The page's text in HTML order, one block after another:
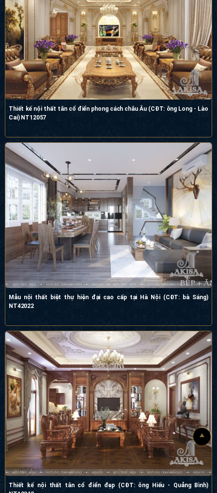
Thiết kế nội thất tân cổ điển phong cách châu Âu (CĐT: ông Long - Lào Cai)
NT12057
Mẫu nội thất biệt thự hiện đại cao cấp tại Hà Nội (CĐT: bà Sáng) NT42022
Thiết kế nội thất tân cổ điển đẹp (CĐT: ông Hiếu - Quảng Bình) NT12342
THIẾT KẾ KIẾN TRÚC